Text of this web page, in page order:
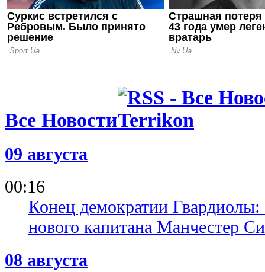
Все Новости
09 августа
00:16
Конец демократии
нового капитана Манчестер
08 августа